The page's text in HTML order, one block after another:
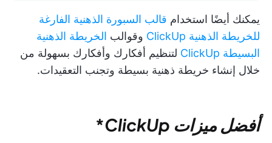
يمكنك أيضًا استخدام قالب السبورة الذهنية الفارغة
للخريطة الذهنية ClickUp
وقوالب الخريطة الذهنية
البسيطة ClickUp
لتنظيم أفكارك وأفكارك بسهولة من
خلال إنشاء خريطة ذهنية بسيطة وتجنب التعقيدات.
أفضل ميزات ClickUp
*